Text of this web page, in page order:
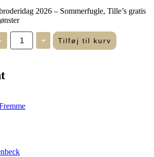
2026 – Sommerfugle, Tille’s gratis
Verdens
broderidag
2026
+ Tilføj til kurv